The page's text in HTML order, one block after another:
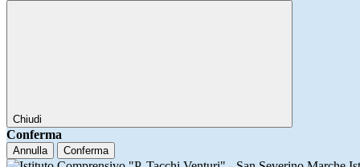
Chiudi
Conferma
Annulla Conferma